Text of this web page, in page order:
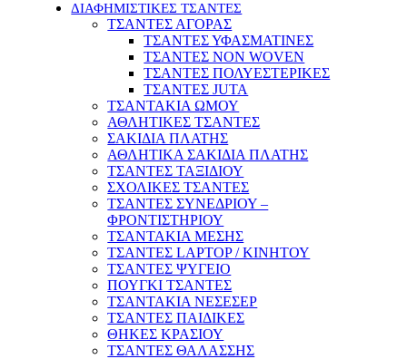
ΔΙΑΦΗΜΙΣΤΙΚΕΣ ΤΣΑΝΤΕΣ
ΤΣΑΝΤΕΣ ΑΓΟΡΑΣ
ΤΣΑΝΤΕΣ ΥΦΑΣΜΑΤΙΝΕΣ
ΤΣΑΝΤΕΣ NON WOVEN
ΤΣΑΝΤΕΣ ΠΟΛΥΕΣΤΕΡΙΚΕΣ
ΤΣΑΝΤΕΣ JUTA
ΤΣΑΝΤΑΚΙΑ ΩΜΟΥ
ΑΘΛΗΤΙΚΕΣ ΤΣΑΝΤΕΣ
ΣΑΚΙΔΙΑ ΠΛΑΤΗΣ
ΑΘΛΗΤΙΚΑ ΣΑΚΙΔΙΑ ΠΛΑΤΗΣ
ΤΣΑΝΤΕΣ ΤΑΞΙΔΙΟΥ
ΣΧΟΛΙΚΕΣ ΤΣΑΝΤΕΣ
ΤΣΑΝΤΕΣ ΣΥΝΕΔΡΙΟΥ –
ΦΡΟΝΤΙΣΤΗΡΙΟΥ
ΤΣΑΝΤΑΚΙΑ ΜΕΣΗΣ
ΤΣΑΝΤΕΣ LAPTOP / ΚΙΝΗΤΟΥ
ΤΣΑΝΤΕΣ ΨΥΓΕΙΟ
ΠΟΥΓΚΙ ΤΣΑΝΤΕΣ
ΤΣΑΝΤΑΚΙΑ ΝΕΣΕΣΕΡ
ΤΣΑΝΤΕΣ ΠΑΙΔΙΚΕΣ
ΘΗΚΕΣ ΚΡΑΣΙΟΥ
ΤΣΑΝΤΕΣ ΘΑΛΑΣΣΗΣ